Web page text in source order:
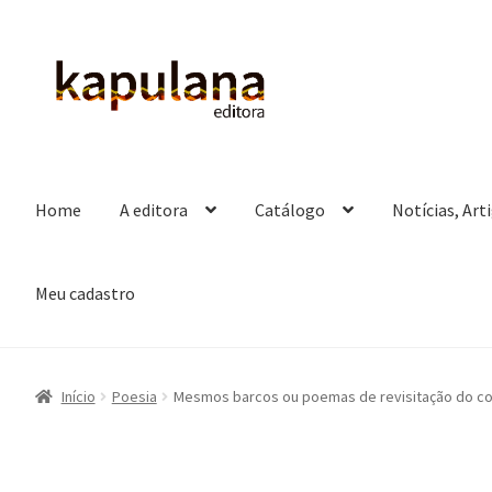
Pular
para
Pular
para
Home A editora Catálogo Notícias,
Meu cadastro
Início Poesia Mesmos barcos ou poemas de revisitação do